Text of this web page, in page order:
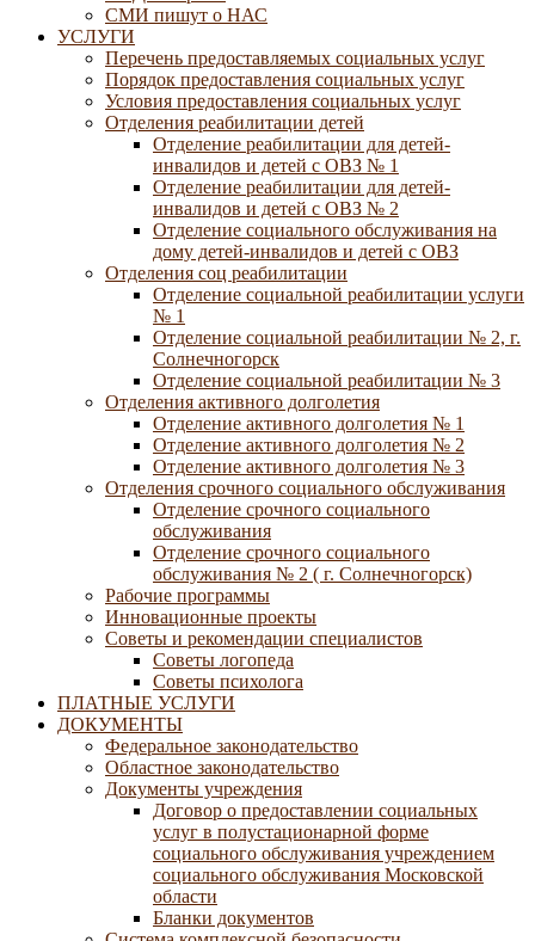
СМИ пишут о НАС
УСЛУГИ
Перечень предоставляемых социальных услуг
Порядок предоставления социальных услуг
Условия предоставления социальных услуг
Отделения реабилитации детей
Отделение реабилитации для детей-
инвалидов и детей с ОВЗ № 1
Отделение реабилитации для детей-
инвалидов и детей с ОВЗ № 2
Отделение социального обслуживания на
дому детей-инвалидов и детей с ОВЗ
Отделения соц реабилитации
Отделение социальной реабилитации услуги
№ 1
Отделение социальной реабилитации № 2, г.
Солнечногорск
Отделение социальной реабилитации № 3
Отделения активного долголетия
Отделение активного долголетия № 1
Отделение активного долголетия № 2
Отделение активного долголетия № 3
Отделения срочного социального обслуживания
Отделение срочного социального
обслуживания
Отделение срочного социального
обслуживания № 2 ( г. Солнечногорск)
Рабочие программы
Инновационные проекты
Советы и рекомендации специалистов
Советы логопеда
Советы психолога
ПЛАТНЫЕ УСЛУГИ
ДОКУМЕНТЫ
Федеральное законодательство
Областное законодательство
Документы учреждения
Договор о предоставлении социальных
услуг в полустационарной форме
социального обслуживания учреждением
социального обслуживания Московской
области
Бланки документов